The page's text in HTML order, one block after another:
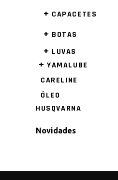
+ CAPACETES
+ BOTAS
+ LUVAS
+ YAMALUBE
CARELINE
ÓLEO
HUSQVARNA
Novidades